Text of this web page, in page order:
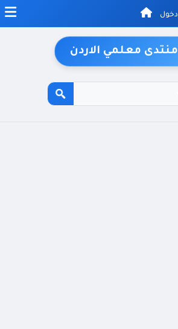
دخول
منتدى معلمي الاردن